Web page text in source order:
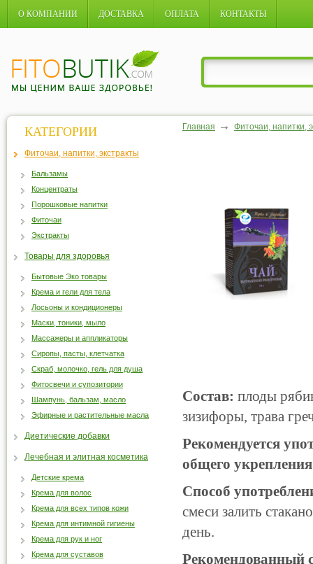
О КОМПАНИИ ДОСТАВКА ОПЛАТА КОНТАКТЫ
Главная Фиточаи, напитки,
Состав: плоды
зизифоры, трава
Рекомендуется
общего
Способ
смеси залить
день.
Рекомендованный
КАТЕГОРИИ
Фиточаи, напитки, экстракты
Бальзамы
Концентраты
Порошковые напитки
Фиточаи
Экстракты
Товары для здоровья
Бытовые Эко товары
Крема и гели для тела
Лосьоны и кондиционеры
Маски, тоники, мыло
Массажеры и аппликаторы
Сиропы, пасты, клетчатка
Скраб, молочко, гель для душа
Фитосвечи и супозитории
Шампунь, бальзам, масло
Эфирные и растительные масла
Диетические добавки
Лечебная и элитная косметика
Детские крема
Крема для волос
Крема для всех типов кожи
Крема для интимной гигиены
Крема для рук и ног
Крема для суставов